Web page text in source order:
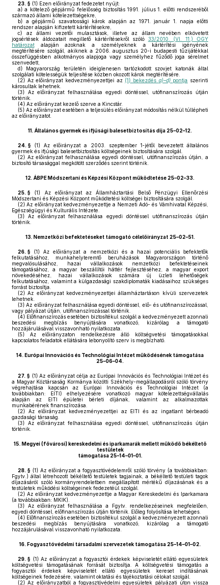
23. § (1) Ezen előirányzat fedezetet nyújt:
a) a kötelező gépjármű felelősség biztosítás 1991. július 1. előtti rendszeréből
származó állami kötelezettségekre,
b) a gépjármű szavatossági károk alapján az 1971. január 1. napja előtti
rendszer alapján kifizetett kártérítésekre,
c) az állami vezetői mulasztások, illetve az állam nevében elkövetett
jogsértések áldozatait megillető kártérítésekről szóló 33/2010. (VI. 11.) OGY
határozat alapján azoknak a személyeknek a kártérítési igényének
megtérítésére szolgál, akiknek a 2006. augusztus 20-i budapesti tűzijátékkal
összefüggésben alkotmányos alapjoga vagy személyhez fűződő joga sérelmet
szenvedett,
d) Magyarország területén ideiglenesen tartózkodott szovjet katonák által
szolgálati kötelességük teljesítése közben okozott károk megtérítésére.
(2) Az előirányzat kedvezményezettjei az (1) bekezdés a)–d) pontja szerinti
károsultak lehetnek.
(3) Az előirányzat felhasználása egyedi döntéssel, utófinanszírozás útján
történik.
(4) Az előirányzat kezelő szerve a Kincstár.
(5) Az előirányzat esetében a teljesülés előirányzat módosítás nélkül túllépheti
az előirányzatot.
11. Általános gyermek és ifjúsági balesetbiztosítás díja 25–02–12.
24. § (1) Az előirányzat a 2003. szeptember 1-jétől bevezetett általános
gyermek és ifjúsági balesetbiztosítás költségeinek biztosítására szolgál.
(2) Az előirányzat felhasználása egyedi döntéssel, utófinanszírozás útján, a
biztosító társasággal megkötött szerződés szerint történik.
12. ÁBPE Módszertani és Képzési Központ működtetése 25–02–33.
25. § (1)
Az előirányzat az Államháztartási Belső Pénzügyi Ellenőrzési
Módszertani és Képzési Központ működtetési költségei biztosítására szolgál.
(2) Az előirányzat kedvezményezettje a Nemzeti Adó- és Vámhivatal Képzési,
Egészségügyi és Kulturális Intézete.
(3) Az előirányzat felhasználása egyedi döntéssel utófinanszírozás útján
történik.
13. Nemzetközi befektetéseket támogató célelőirányzat 25–02–51.
26. § (1) Az előirányzat a nemzetközi és a hazai potenciális befektetők
felkutatásához, munkahelyteremtő beruházások Magyarországon történő
megvalósulásához, hazai vállalkozások nemzetközi befektetéseinek
támogatásához, a magyar beszállítói háttér fejlesztéséhez, a magyar export
növekedéséhez, hazai vállalkozások számára új üzleti lehetőségek
felkutatásához, valamint a külgazdasági szakdiplomaták kiadásaihoz szükséges
forrást biztosítja.
(2) Az előirányzat kedvezményezettjei államháztartáson kívüli szervezetek
lehetnek.
(3) Az előirányzat felhasználása egyedi döntéssel, elő- és utófinanszírozással,
vagy pályázat útján, utófinanszírozással történik.
(4) Előfinanszírozás esetében biztosítékul szolgál a kedvezményezett azonnali
beszedési megbízás benyújtására vonatkozó, kizárólag a támogató
hozzájárulásával visszavonható nyilatkozata.
(5) Az előirányzaton rendelkezésre álló költségvetési támogatásokkal
kapcsolatos feladatok ellátására lebonyolító szerv is megbízható.
14. Európai Innovációs és Technológiai Intézet működésének támogatása
25–06–04.
27. § (1) Az előirányzat célja az Európai Innovációs és Technológiai Intézet és
a Magyar Köztársaság Kormánya közötti Székhely-megállapodásról szóló törvény
végrehajtása kapcsán az Európai Innovációs és Technológiai Intézet (a
továbbiakban: EITI) elhelyezésére vonatkozó magyar kötelezettségvállalás
alapján az EITI épületei bérleti díjának, valamint az alkalmazottak
munkabérének finanszírozása.
(2) Az előirányzat kedvezményezettjei az EITI és az ingatlant bérbeadó
gazdasági társaság.
(3) Az előirányzat felhasználása egyedi döntéssel, utófinanszírozás útján
történik.
15. Megyei (fővárosi) kereskedelmi és iparkamarák mellett működő békéltető
testületek
támogatása 25–14–01–01.
28. § (1) Az előirányzat a fogyasztóvédelemről szóló törvény (a továbbiakban:
Fgytv.) által létrehozott békéltető testületek tagjainak, a békéltető testületi tagok
díjazásáról szóló kormányrendeletben megállapított mértékű díjazásának és a
testületek működési költségeinek fedezetéül szolgál.
(2) Az előirányzat kedvezményezettje a Magyar Kereskedelmi és Iparkamara
(a továbbiakban: MKIK).
(3) Az előirányzat felhasználása a Fgytv. rendelkezéseinek megfelelően,
egyedi döntéssel, előfinanszírozás útján történik. Előleg folyósítása lehetséges.
(4) Előfinanszírozás esetében biztosítékul szolgál a kedvezményezett azonnali
beszedési megbízás benyújtására vonatkozó, kizárólag a támogató
hozzájárulásával visszavonható nyilatkozata.
16. Fogyasztóvédelmi társadalmi szervezetek támogatása 25–14–01–02.
29. § (1) Az előirányzat a fogyasztói érdekek képviseletét ellátó egyesületek
költségvetési támogatásának forrását biztosítja. A költségvetési támogatás a
fogyasztói érdekek képviseletét ellátó egyesületek kereset indításának
költségeinek fedezésére, valamint oktatási és tájékoztatási célokat szolgál.
(2) Az előirányzatból a fogyasztóvédelmi egyesületek pályázati úton vissza